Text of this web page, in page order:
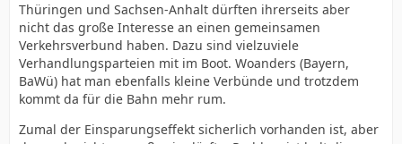
Thüringen und Sachsen-Anhalt dürften ihrerseits aber
nicht das große Interesse an einen gemeinsamen
Verkehrsverbund haben. Dazu sind vielzuviele
Verhandlungsparteien mit im Boot. Woanders (Bayern,
BaWü) hat man ebenfalls kleine Verbünde und trotzdem
kommt da für die Bahn mehr rum.
Zumal der Einsparungseffekt sicherlich vorhanden ist, aber